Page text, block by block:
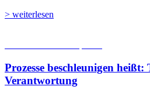
> weiterlesen
Prozesse beschleunigen heißt:
Verantwortung